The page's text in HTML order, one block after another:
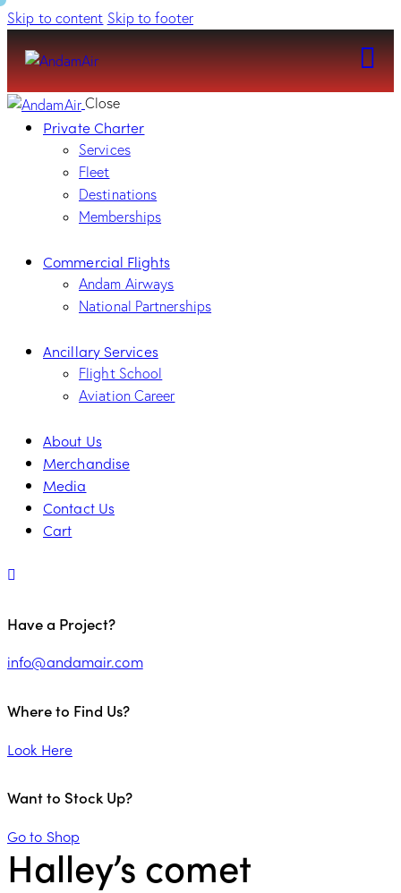
Skip to content Skip to footer
Close
Private Charter
Services
Fleet
Destinations
Memberships
Commercial Flights
Andam Airways
National Partnerships
Ancillary Services
Flight School
Aviation Career
About Us
Merchandise
Media
Contact Us
Cart
Have a Project?
info@andamair.com
Where to Find Us?
Look Here
Want to Stock Up?
Go to Shop
Halley’s comet